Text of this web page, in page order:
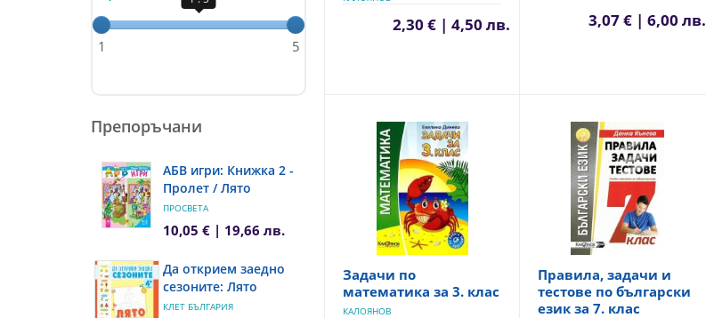
1 5
Препоръчани
АБВ игри: Книжка 2 -
Пролет / Лято
ПРОСВЕТА
10,05 € | 19,66 лв.
Да открием заедно
сезоните: Лято
КЛЕТ БЪЛГАРИЯ
2,30 € | 4,50 лв. 3,07 € | 6,00 лв.
Задачи по
математика за 3. клас
КАЛОЯНОВ
Правила, задачи и
тестове по български
език за 7. клас